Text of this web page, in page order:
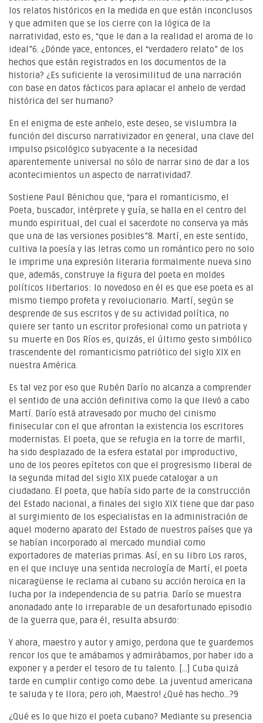
los relatos históricos en la medida en que están inconclusos
y que admiten que se los cierre con la lógica de la
narratividad, esto es, “que le dan a la realidad el aroma de lo
ideal”6. ¿Dónde yace, entonces, el “verdadero relato” de los
hechos que están registrados en los documentos de la
historia? ¿Es suficiente la verosimilitud de una narración
con base en datos fácticos para aplacar el anhelo de verdad
histórica del ser humano?
En el enigma de este anhelo, este deseo, se vislumbra la
función del discurso narrativizador en general, una clave del
impulso psicológico subyacente a la necesidad
aparentemente universal no sólo de narrar sino de dar a los
acontecimientos un aspecto de narratividad7.
Sostiene Paul Bénichou que, “para el romanticismo, el
Poeta, buscador, intérprete y guía, se halla en el centro del
mundo espiritual, del cual el sacerdote no conserva ya más
que una de las versiones posibles”8. Martí, en este sentido,
cultiva la poesía y las letras como un romántico pero no solo
le imprime una expresión literaria formalmente nueva sino
que, además, construye la figura del poeta en moldes
políticos libertarios: lo novedoso en él es que ese poeta es al
mismo tiempo profeta y revolucionario. Martí, según se
desprende de sus escritos y de su actividad política, no
quiere ser tanto un escritor profesional como un patriota y
su muerte en Dos Ríos es, quizás, el último gesto simbólico
trascendente del romanticismo patriótico del siglo XIX en
nuestra América.
Es tal vez por eso que Rubén Darío no alcanza a comprender
el sentido de una acción definitiva como la que llevó a cabo
Martí. Darío está atravesado por mucho del cinismo
finisecular con el que afrontan la existencia los escritores
modernistas. El poeta, que se refugia en la torre de marfil,
ha sido desplazado de la esfera estatal por improductivo,
uno de los peores epítetos con que el progresismo liberal de
la segunda mitad del siglo XIX puede catalogar a un
ciudadano. El poeta, que había sido parte de la construcción
del Estado nacional, a finales del siglo XIX tiene que dar paso
al surgimiento de los especialistas en la administración de
aquel moderno aparato del Estado de nuestros países que ya
se habían incorporado al mercado mundial como
exportadores de materias primas. Así, en su libro Los raros,
en el que incluye una sentida necrología de Martí, el poeta
nicaragüense le reclama al cubano su acción heroica en la
lucha por la independencia de su patria. Darío se muestra
anonadado ante lo irreparable de un desafortunado episodio
de la guerra que, para él, resulta absurdo:
Y ahora, maestro y autor y amigo, perdona que te guardemos
rencor los que te amábamos y admirábamos, por haber ido a
exponer y a perder el tesoro de tu talento. [...] Cuba quizá
tarde en cumplir contigo como debe. La juventud americana
te saluda y te llora; pero ¡oh, Maestro! ¿Qué has hecho...?9
¿Qué es lo que hizo el poeta cubano? Mediante su presencia